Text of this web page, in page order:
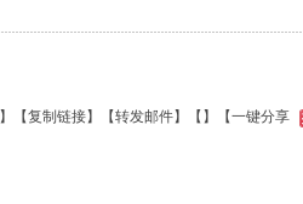
】【复制链接】【转发邮件】【 】 【一键分享